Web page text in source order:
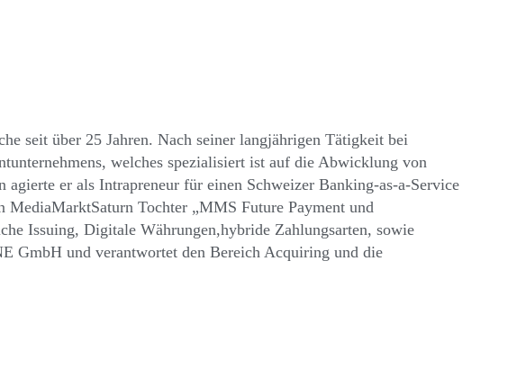
seit über 25 Jahren. Nach seiner langjährigen Tätigkeit bei
welches spezialisiert ist auf die Abwicklung von
er als Intrapreneur für einen Schweizer Banking-as-a-Service
MediaMarktSaturn Tochter „MMS Future Payment und
Issuing, Digitale Währungen,hybride Zahlungsarten, sowie
GmbH und verantwortet den Bereich Acquiring und die